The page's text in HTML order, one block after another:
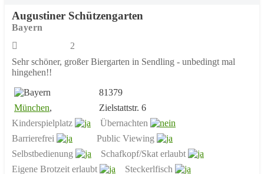
Augustiner Schützengarten
Bayern
2
Sehr schöner, großer Biergarten in Sendling - unbedingt mal
hingehen!!
81379
München,
Zielstattstr. 6
Kinderspielplatz
Übernachten
Barrierefrei
Public Viewing
Selbstbedienung
Schafkopf/Skat erlaubt
Eigene Brotzeit erlaubt
Steckerlfisch